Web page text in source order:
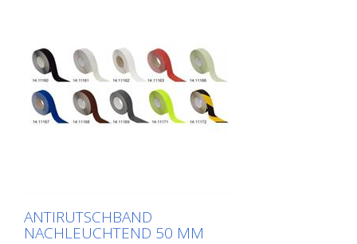
ANTIRUTSCHBAND
NACHLEUCHTEND 50 MM